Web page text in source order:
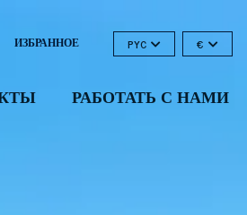
ИЗБРАННОЕ PYC €
РАБОТАТЬ С НАМИ